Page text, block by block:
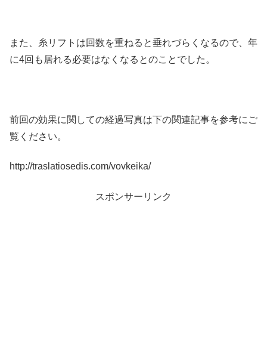
また、糸リフトは回数を重ねると垂れづらくなるので、年
に4回も居れる必要はなくなるとのことでした。
前回の効果に関しての経過写真は下の関連記事を参考にご
覧ください。
http://traslatiosedis.com/vovkeika/
スポンサーリンク